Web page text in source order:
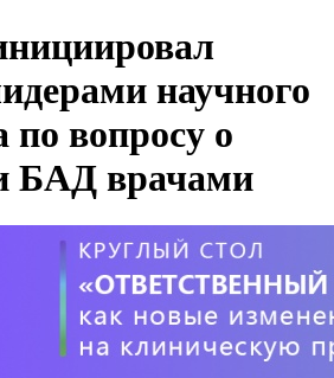
научного
по вопросу о
БАД врачами